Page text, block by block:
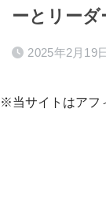
ーとリーダ
2025年2月19日
※当サイトはアフ